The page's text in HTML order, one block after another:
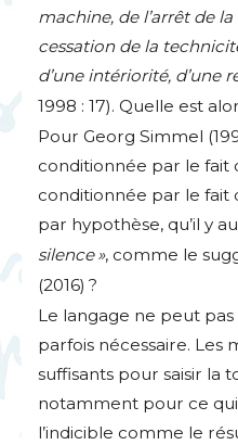
machine, de l’arrêt de
cessation de la
d’une intériorité, d’une
1998 : 17). Quelle est
Pour Georg Simmel
conditionnée par le fait
conditionnée par le fait
par hypothèse, qu’il y
silence », comme le
(2016) ?
Le langage ne peut
parfois nécessaire. Les
suffisants pour saisir la
notamment pour ce
l’indicible comme le